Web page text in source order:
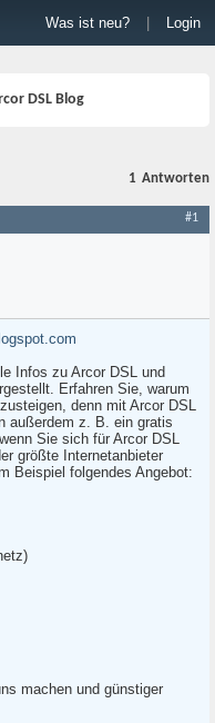
Was ist neu? Login
DSL Blog
1 Antworten
#1
Infos zu Arcor DSL und
Erfahren Sie, warum
denn mit Arcor DSL
außerdem z. B. ein gratis
Sie sich für Arcor DSL
größte Internetanbieter
Beispiel folgendes Angebot:
machen und günstiger